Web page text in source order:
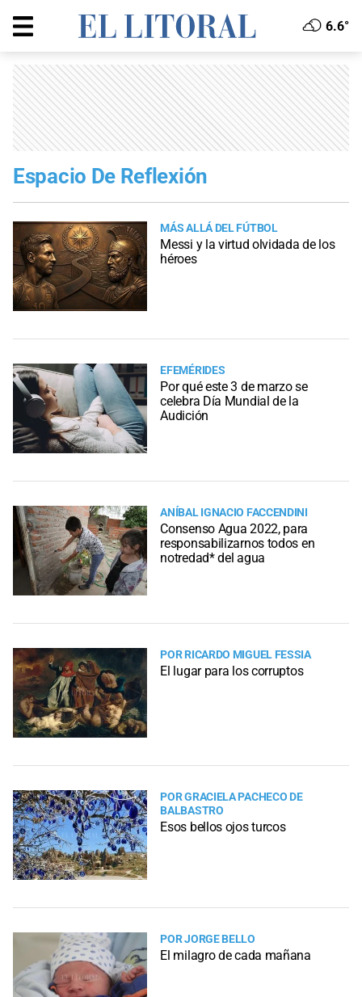
6.6°
Espacio De Reflexión
MÁS ALLÁ DEL FÚTBOL
Messi y la virtud olvidada de los
héroes
EFEMÉRIDES
Por qué este 3 de marzo se
celebra Día Mundial de la
Audición
ANÍBAL IGNACIO FACCENDINI
Consenso Agua 2022, para
responsabilizarnos todos en
notredad* del agua
POR RICARDO MIGUEL FESSIA
El lugar para los corruptos
POR GRACIELA PACHECO DE
BALBASTRO
Esos bellos ojos turcos
POR JORGE BELLO
El milagro de cada mañana